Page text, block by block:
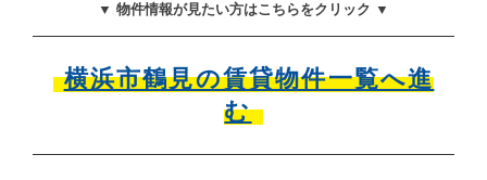
▼ 物件情報が見たい方はこちらをクリック ▼
横浜市鶴見の賃貸物件一覧へ進
む